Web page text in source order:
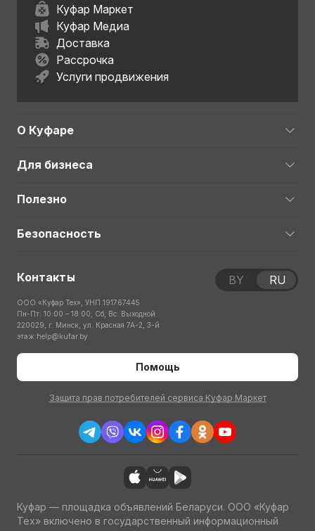
Куфар Маркет
Куфар Медиа
Доставка
Рассрочка
Услуги продвижения
О Куфаре
Для бизнеса
Полезно
Безопасность
Контакты
ООО «Куфар Тех», УНП 191767445
Пн-Пт: 10:00 – 18:00; Сб, Вс: Выходной
220029, г. Минск, ул. Красная 7А-2, 3-й
этаж help@kufar.by
Помощь
Защита прав потребителей сервиса Куфар Маркет
BY RU
Куфар — площадка объявлений Беларуси. ООО «Куфар
Тех» включено в государственный информационный